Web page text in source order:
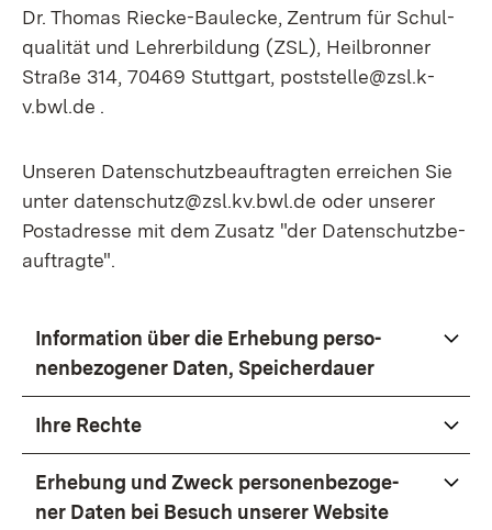
Dr. Tho­mas Riecke-Baule­cke, Zen­trum für Schul­
qua­li­tät und Leh­rer­bil­dung (ZSL), Heil­bron­ner
Stra­ße 314, 70469 Stutt­gart, post­stel­le@zsl.k­
v.bw­l.de .
Un­se­ren Da­ten­schutz­be­auf­trag­ten er­rei­chen Sie
un­ter da­ten­schut­z@zsl.k­v.bw­l.de oder un­se­rer
Post­adres­se mit dem Zu­satz "der Da­ten­schutz­be­
auf­trag­te".
In­for­ma­ti­on über die Er­he­bung per­so­
nen­be­zo­ge­ner Da­ten, Spei­cher­dau­er
Ih­re Rech­te
Er­he­bung und Zweck per­so­nen­be­zo­ge­
ner Da­ten bei Be­such un­se­rer Web­site